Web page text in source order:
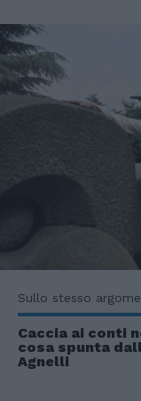
Sullo stesso
Caccia ai conti
cosa spunta
Agnelli